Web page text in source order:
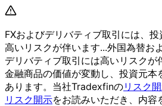
FXおよびデリバティブ取引には、 投
高いリスクが伴います...外国為替お
デリバティブ取引には高いリスクが
金融商品の価値が変動し、 投資元本
あります。 当社Tradexfinのリスク
リスク開示をお読みいただき、 内容